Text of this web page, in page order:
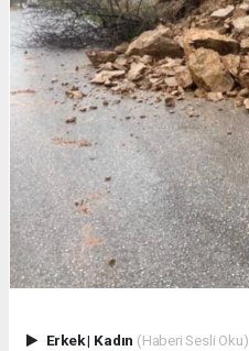
Erkek| Kadın (Haberi Sesli Oku)